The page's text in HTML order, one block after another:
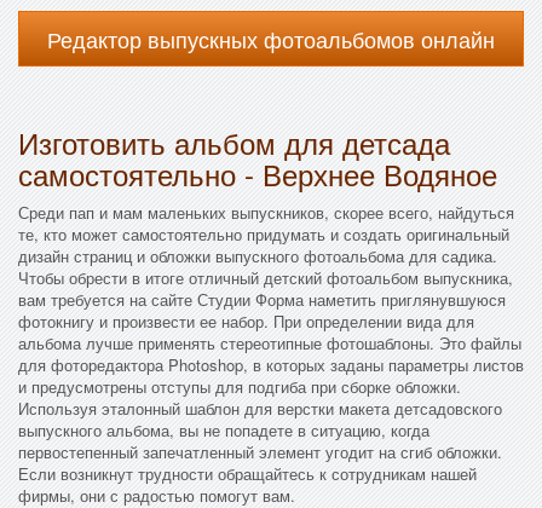
Редактор выпускных фотоальбомов онлайн
Изготовить альбом для детсада
самостоятельно - Верхнее Водяное
Среди пап и мам маленьких выпускников, скорее всего, найдуться
те, кто может самостоятельно придумать и создать оригинальный
дизайн страниц и обложки выпускного фотоальбома для садика.
Чтобы обрести в итоге отличный детский фотоальбом выпускника,
вам требуется на сайте Студии Форма наметить приглянувшуюся
фотокнигу и произвести ее набор. При определении вида для
альбома лучше применять стереотипные фотошаблоны. Это файлы
для фоторедактора Photoshop, в которых заданы параметры листов
и предусмотрены отступы для подгиба при сборке обложки.
Используя эталонный шаблон для верстки макета детсадовского
выпускного альбома, вы не попадете в ситуацию, когда
первостепенный запечатленный элемент угодит на сгиб обложки.
Если возникнут трудности обращайтесь к сотрудникам нашей
фирмы, они с радостью помогут вам.